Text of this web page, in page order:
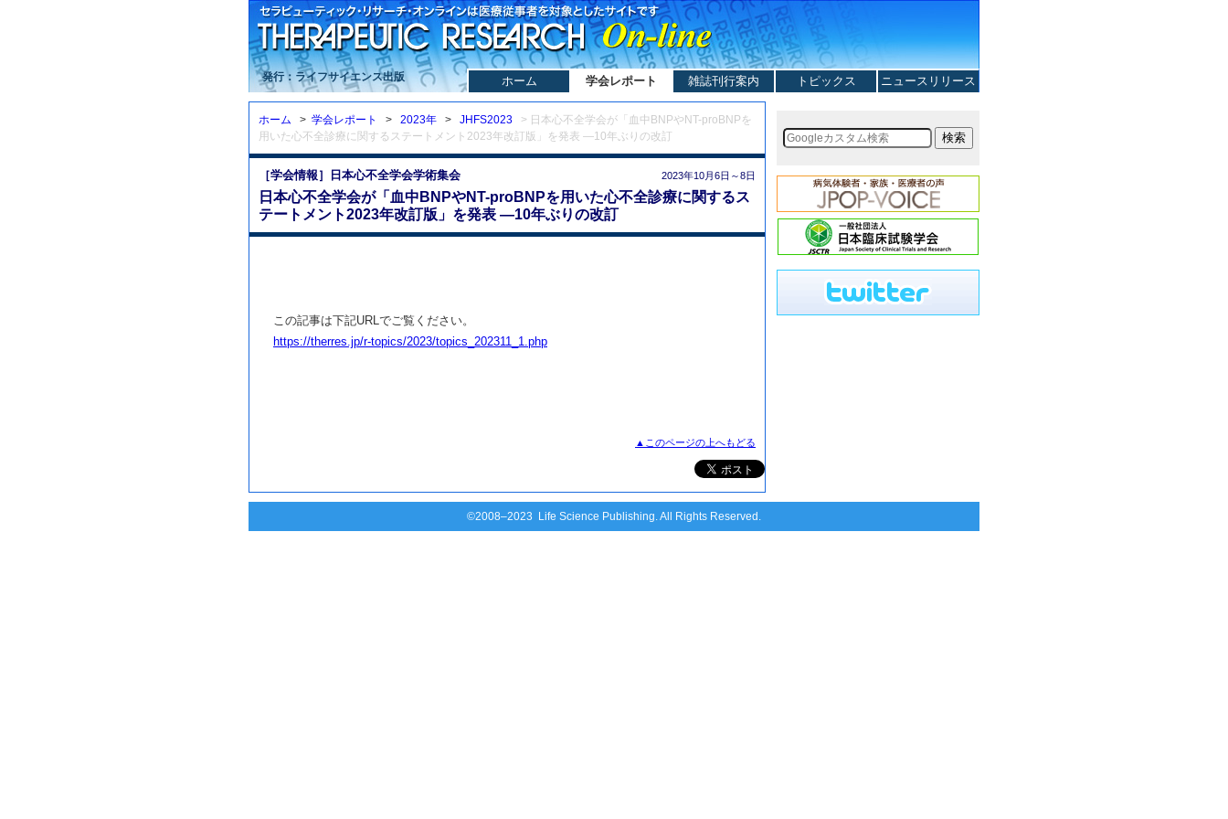
発行：ライフサイエンス出版 ホーム 学会レポート 雑誌刊行案内 トピックス ニュースリリース
ホーム > 学会レポート > 2023年 > JHFS2023
> 日本心不全学会が「血中BNPやNT-proBNPを
用いた心不全診療に関するステートメント2023年改訂版」を発表 —10年ぶりの改訂
［学会情報］日本心不全学会学術集会 2023年10月6日～8日
日本心不全学会が「血中BNPやNT-proBNPを用いた心不全診療に関するス
テートメント2023年改訂版」を発表 —10年ぶりの改訂
この記事は下記URLでご覧ください。
https://therres.jp/r-topics/2023/topics_202311_1.php
▲このページの上へもどる
©2008–2023 Life Science Publishing. All Rights Reserved.